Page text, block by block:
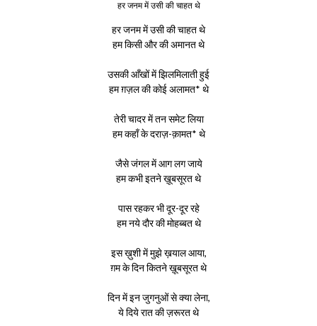
हर जनम में उसी की चाहत थे
हर जनम में उसी की चाहत थे
हम किसी और की अमानत थे
उसकी आँखों में झिलमिलाती हुई
हम ग़ज़ल की कोई अलामत* थे
तेरी चादर में तन समेट लिया
हम कहाँ के दराज़-क़ामत* थे
जैसे जंगल में आग लग जाये
हम कभी इतने ख़ूबसूरत थे
पास रहकर भी दूर-दूर रहे
हम नये दौर की मोहब्बत थे
इस ख़ुशी में मुझे ख़याल आया,
ग़म के दिन कितने ख़ूबसूरत थे
दिन में इन जुगनुओं से क्या लेना,
ये दिये रात की ज़रूरत थे